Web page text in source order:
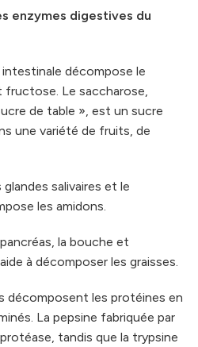
enzymes digestives du
décompose le
Le saccharose,
de table », est un sucre
une variété de fruits, de
glandes salivaires et le
les amidons.
la bouche et
à décomposer les graisses.
décomposent les protéines en
La pepsine fabriquée par
tandis que la trypsine